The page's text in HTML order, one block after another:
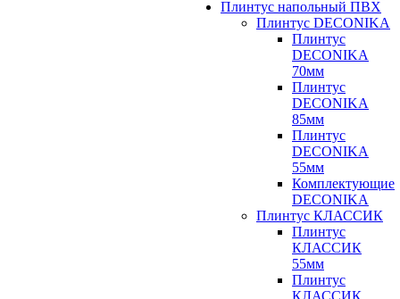
Плинтус напольный ПВХ
Плинтус DECONIKA
Плинтус
DECONIKA
70мм
Плинтус
DECONIKA
85мм
Плинтус
DECONIKA
55мм
Комплектующие
DECONIKA
Плинтус КЛАССИК
Плинтус
КЛАССИК
55мм
Плинтус
КЛАССИК